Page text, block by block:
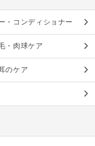
・コンディショナー
・肉球ケア
のケア